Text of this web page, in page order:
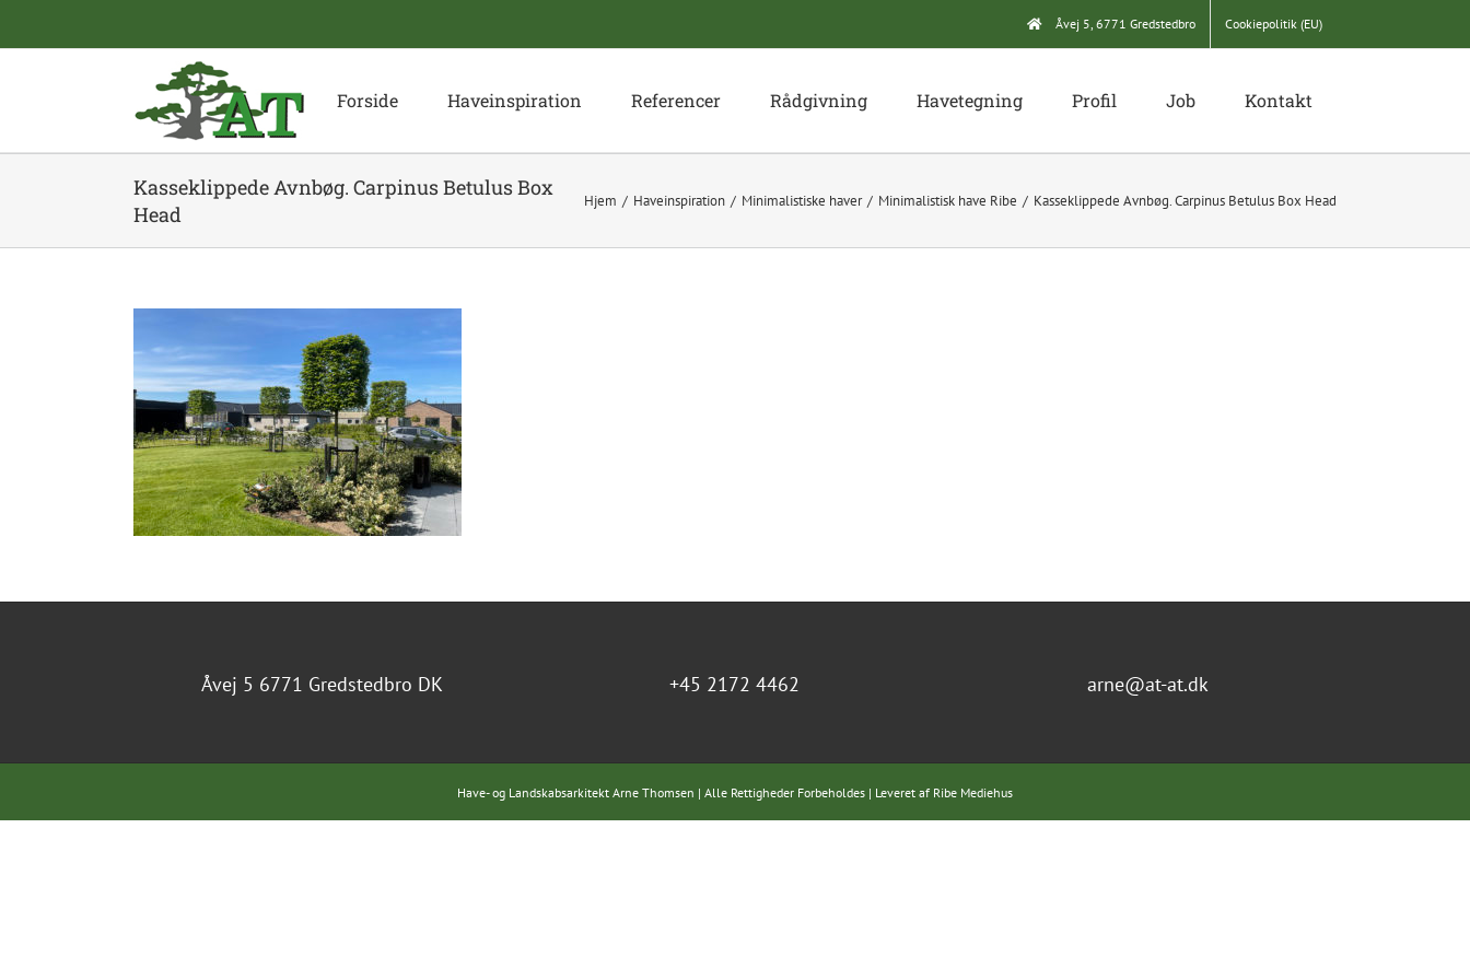
content
Åvej 5, 6771 Gredstedbro Cookiepolitik (EU)
Forside Haveinspiration Referencer Rådgivning Havetegning Profil Job Kontakt
Kasseklippede Avnbøg. Carpinus Betulus Box
Head
Hjem Haveinspiration Minimalistiske haver Minimalistisk have Ribe Kasseklippede Avnbøg. Carpinus Betulus Box Head
Åvej 5 6771 Gredstedbro DK +45 2172 4462 arne@at-at.dk
Have- og Landskabsarkitekt Arne Thomsen | Alle Rettigheder Forbeholdes | Leveret af Ribe Mediehus